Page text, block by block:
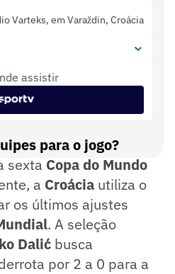
Varteks, em Varaždin, Croácia
assistir
para o jogo?
sexta Copa do Mundo
a Croácia utiliza o
os últimos ajustes
. A seleção
Dalić busca
por 2 a 0 para a